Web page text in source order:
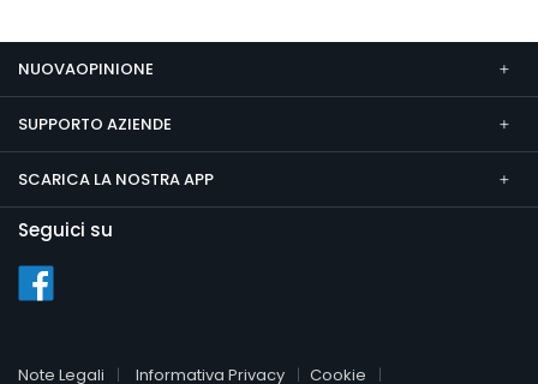
NUOVAOPINIONE
SUPPORTO AZIENDE
SCARICA LA NOSTRA APP
Seguici su
Note Legali Informativa Privacy Cookie